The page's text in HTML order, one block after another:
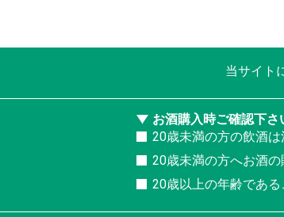
当サイト
お酒購入時ご確認下さ
20歳未満の方の飲酒は
20歳未満の方へお酒の
20歳以上の年齢である